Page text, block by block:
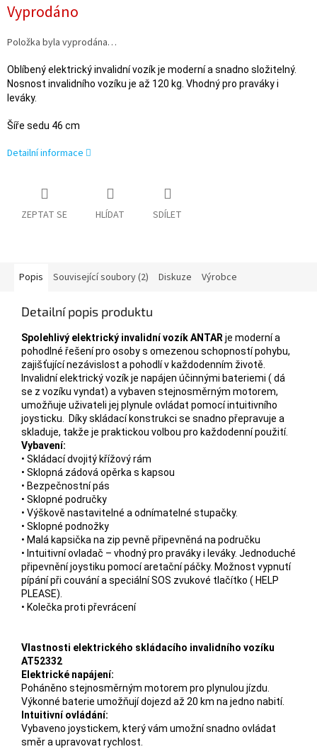
Vyprodáno
Položka byla vyprodána…
Oblíbený elektrický invalidní vozík je moderní a snadno složitelný.
Nosnost invalidního vozíku je až 120 kg. Vhodný pro praváky i
leváky.
Šíře sedu 46 cm
Detailní informace
ZEPTAT SE HLÍDAT SDÍLET
Popis Související soubory (2) Diskuze Výrobce
Detailní popis produktu
Spolehlivý elektrický invalidní vozík ANTAR je moderní a
pohodlné řešení pro osoby s omezenou schopností pohybu,
zajišťující nezávislost a pohodlí v každodenním životě.
Invalidní elektrický vozík je napájen účinnými bateriemi ( dá
se z vozíku vyndat) a vybaven stejnosměrným motorem,
umožňuje uživateli jej plynule ovládat pomocí intuitivního
joysticku. Díky skládací konstrukci se snadno přepravuje a
skladuje, takže je praktickou volbou pro každodenní použití.
Vybavení:
• Skládací dvojitý křížový rám
• Sklopná zádová opěrka s kapsou
• Bezpečnostní pás
• Sklopné područky
• Výškově nastavitelné a odnímatelné stupačky.
• Sklopné podnožky
• Malá kapsička na zip pevně připevněná na područku
• Intuitivní ovladač – vhodný pro praváky i leváky. Jednoduché
připevnění joystiku pomocí aretační páčky. Možnost vypnutí
pípání při couvání a speciální SOS zvukové tlačítko ( HELP
PLEASE).
• Kolečka proti převrácení
Vlastnosti elektrického skládacího invalidního vozíku
AT52332
Elektrické napájení:
Poháněno stejnosměrným motorem pro plynulou jízdu.
Výkonné baterie umožňují dojezd až 20 km na jedno nabití.
Intuitivní ovládání:
Vybaveno joystickem, který vám umožní snadno ovládat
směr a upravovat rychlost.